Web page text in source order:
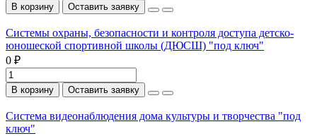
В корзину Оставить заявку
Системы охраны, безопасности и контроля доступа детско-
юношеской спортивной школы (ДЮСШ) "под ключ"
0 ₽
В корзину Оставить заявку
Система видеонаблюдения дома культуры и творчества "под
ключ"